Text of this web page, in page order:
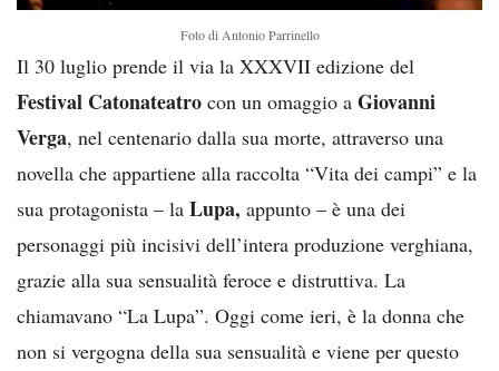
Foto di Antonio Parrinello
Il 30 luglio prende il via la XXXVII edizione del
Festival Catonateatro con un omaggio a Giovanni
Verga, nel centenario dalla sua morte, attraverso una
novella che appartiene alla raccolta “Vita dei campi” e la
sua protagonista – la Lupa, appunto – è una dei
personaggi più incisivi dell’intera produzione verghiana,
grazie alla sua sensualità feroce e distruttiva. La
chiamavano “La Lupa”. Oggi come ieri, è la donna che
non si vergogna della sua sensualità e viene per questo